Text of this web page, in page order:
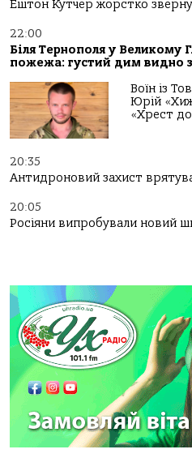
Ештон Кутчер жорстко
22:00
Біля Тернополя у Великому
пожежа: густий дим видно
Воїн із
Юрій
«Хрест
20:35
Антидроновий захист
20:05
Росіяни випробували новий